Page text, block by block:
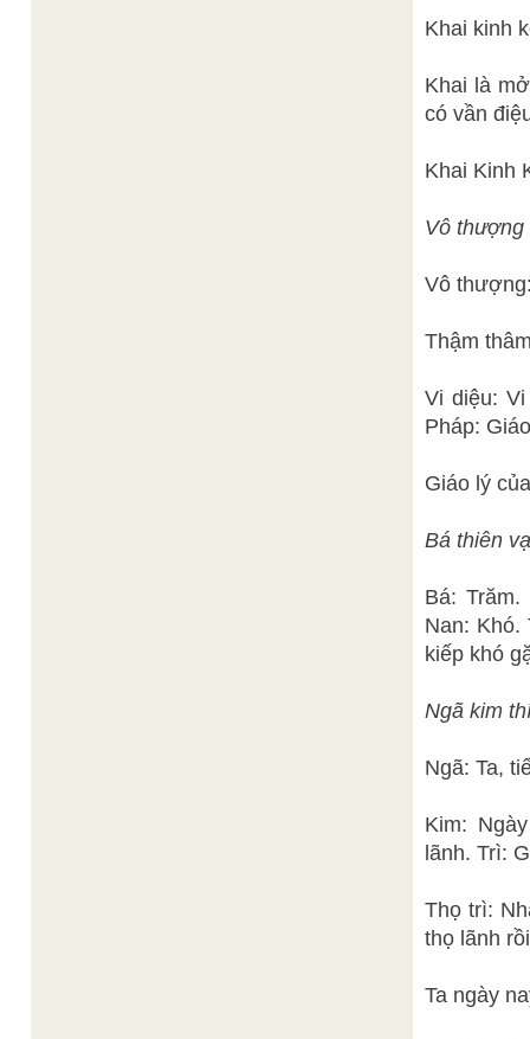
Khai kinh
Khai là
có vần
Khai Kinh
Vô thượng
Vô
Thậm
Vi diệu:
Pháp:
Giáo lý
Bá thiên
Bá:
Nan: Khó.
kiếp khó
Ngã kim
Ngã: Ta,
Kim:
lãnh. Trì:
Thọ trì:
thọ lãnh
Ta ngày